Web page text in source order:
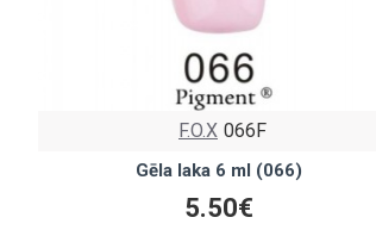
F.O.X 066F
Gēla laka 6 ml (066)
5.50€